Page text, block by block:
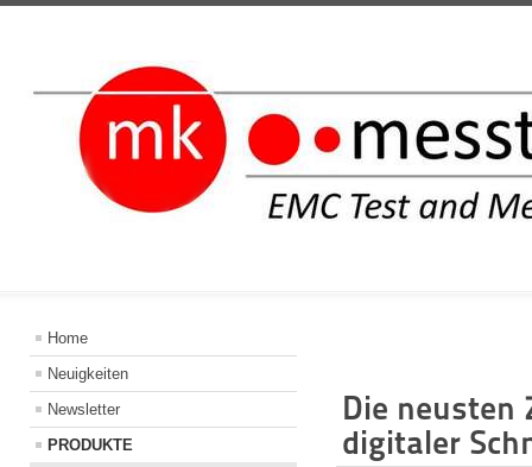
Home
Neuigkeiten
Newsletter
PRODUKTE
Die neusten
digitaler